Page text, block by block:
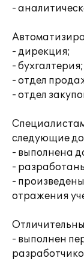
-
- дирекция;
- бухгалтерия;
- отдел
- отдел
следующие
- выполнена
-
-
отражения
- выполнен